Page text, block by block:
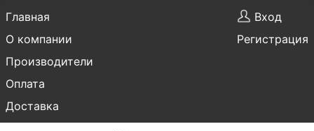
Главная
О компании
Производители
Оплата
Доставка
Вход
Регистрация